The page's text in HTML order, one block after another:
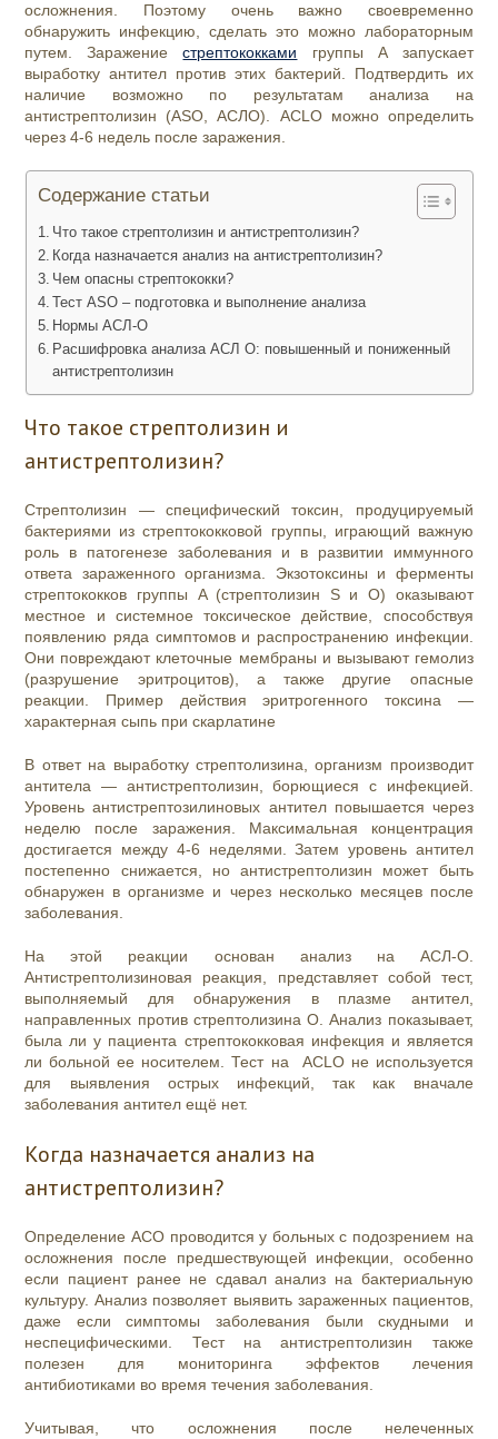
осложнения. Поэтому очень важно своевременно
обнаружить инфекцию, сделать это можно лабораторным
путем. Заражениестрептококками группы А запускает
выработку антител против этих бактерий. Подтвердить их
наличие возможно по результатам анализа на
антистрептолизин (ASO, АСЛО). АСLО можно определить
через 4-6 недель после заражения.
Содержание статьи
Что такое стрептолизин и антистрептолизин?
Когда назначается анализ на антистрептолизин?
Чем опасны стрептококки?
Тест ASO – подготовка и выполнение анализа
Нормы АСЛ-О
Расшифровка анализа АСЛ О: повышенный и пониженный
антистрептолизин
Что такое стрептолизин и
антистрептолизин?
Стрептолизин — специфический токсин, продуцируемый
бактериями из стрептококковой группы, играющий важную
роль в патогенезе заболевания и в развитии иммунного
ответа зараженного организма. Экзотоксины и ферменты
стрептококков группы A (стрептолизин S и О) оказывают
местное и системное токсическое действие, способствуя
появлению ряда симптомов и распространению инфекции.
Они повреждают клеточные мембраны и вызывают гемолиз
(разрушение эритроцитов), а также другие опасные
реакции. Пример действия эритрогенного токсина —
характерная сыпь при скарлатине
В ответ на выработку стрептолизина, организм производит
антитела — антистрептолизин, борющиеся с инфекцией.
Уровень антистрептозилиновых антител повышается через
неделю после заражения. Максимальная концентрация
достигается между 4-6 неделями. Затем уровень антител
постепенно снижается, но антистрептолизин может быть
обнаружен в организме и через несколько месяцев после
заболевания.
На этой реакции основан анализ на АСЛ-О.
Антистрептолизиновая реакция, представляет собой тест,
выполняемый для обнаружения в плазме антител,
направленных против стрептолизина O. Анализ показывает,
была ли у пациента стрептококковая инфекция и является
ли больной ее носителем. Тест на АСLО не используется
для выявления острых инфекций, так как вначале
заболевания антител ещё нет.
Когда назначается анализ на
антистрептолизин?
Определение АСО проводится у больных с подозрением на
осложнения после предшествующей инфекции, особенно
если пациент ранее не сдавал анализ на бактериальную
культуру. Анализ позволяет выявить зараженных пациентов,
даже если симптомы заболевания были скудными и
неспецифическими. Тест на антистрептолизин также
полезен для мониторинга эффектов лечения
антибиотиками во время течения заболевания.
Учитывая, что осложнения после нелеченных